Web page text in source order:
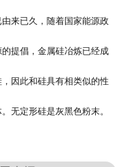
来已久，随着国家能源政
提倡，金属硅冶炼已经成
因此和硅具有相类似的性
无定形硅是灰黑色粉末。